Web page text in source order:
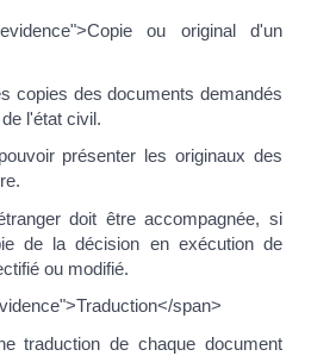
ou original d'un
copies des documents demandés
l'état civil.
présenter les originaux des
doit être accompagnée, si
de la décision en exécution de
ou modifié.
span>
traduction de chaque document